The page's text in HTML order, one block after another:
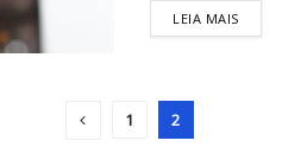
LEIA MAIS
1 2